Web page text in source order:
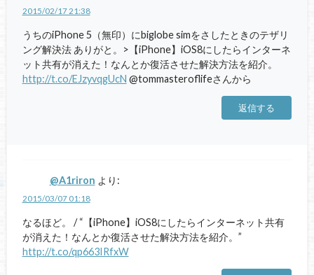
2015/02/17 21:38
うちのiPhone 5（無印）にbiglobe simをさしたときのテザリ
ング解決法 ありがと。>【iPhone】iOS8にしたらインターネ
ット共有が消えた！なんとか復活させた解決方法を紹介。
http://t.co/EJzyvqgUcN @tommasteroflifeさんから
返信する
@A1riron より:
2015/03/07 01:18
なるほど。 / “【iPhone】iOS8にしたらインターネット共有
が消えた！なんとか復活させた解決方法を紹介。”
http://t.co/qp663IRfxW